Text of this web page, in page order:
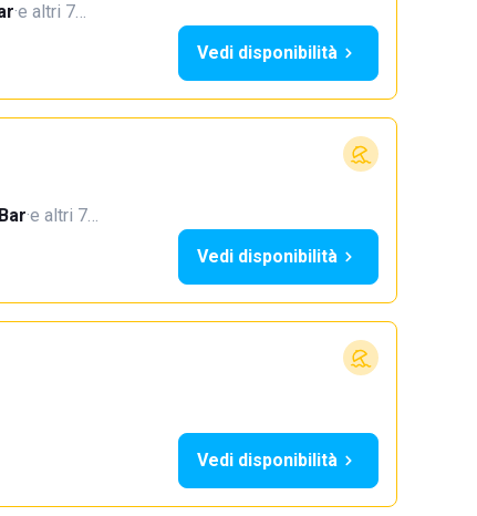
·e altri 7…
Vedi disponibilità
Bar·e altri 7…
Vedi disponibilità
Vedi disponibilità